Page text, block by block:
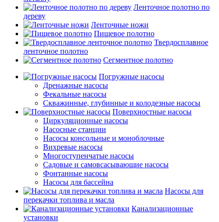
Ленточное полотно по
дереву
Ленточные ножи
Пищевое полотно
Твердосплавное
ленточное полотно
Сегментное полотно
Погружные насосы
Дренажные насосы
Фекальные насосы
Скважинные, глубинные и колодезные насосы
Поверхностные насосы
Циркуляционные насосы
Насосные станции
Насосы консольные и моноблочные
Вихревые насосы
Многоступенчатые насосы
Садовые и самовсасывающие насосы
Фонтанные насосы
Насосы для бассейна
Насосы для
перекачки топлива и масла
Канализационные
установки